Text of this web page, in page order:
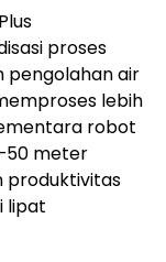
proses
pengolahan air
lebih
robot
meter
produktivitas
lipat